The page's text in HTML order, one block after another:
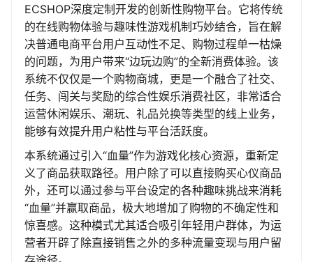
ECSHOP深度定制开发的创新性购物平台。它将传统
的在线购物体验与趣味性游戏机制巧妙结合，旨在解
决普通电商平台用户互动性不足、购物过程单一枯燥
的问题，为用户带来“边玩边购”的全新消费体验。该
系统不仅仅是一个购物商城，更是一个融合了社交、
任务、闯关与奖励的综合性娱乐消费社区，非常适合
运营休闲娱乐、潮玩、礼品兑换等类型的线上业务，
能够有效提升用户粘性与平台活跃度。
本系统通过引入“血量”作为游戏化核心资源，重新定
义了商品获取路径。用户除了可以直接购买心仪商品
外，还可以通过参与平台设定的各种趣味挑战来消耗
“血量”并赢取商品，极大地增加了购物的不确定性和
惊喜感。这种模式尤其适合吸引年轻用户群体，为运
营者开辟了除直接销售之外的多种流量变现与用户留